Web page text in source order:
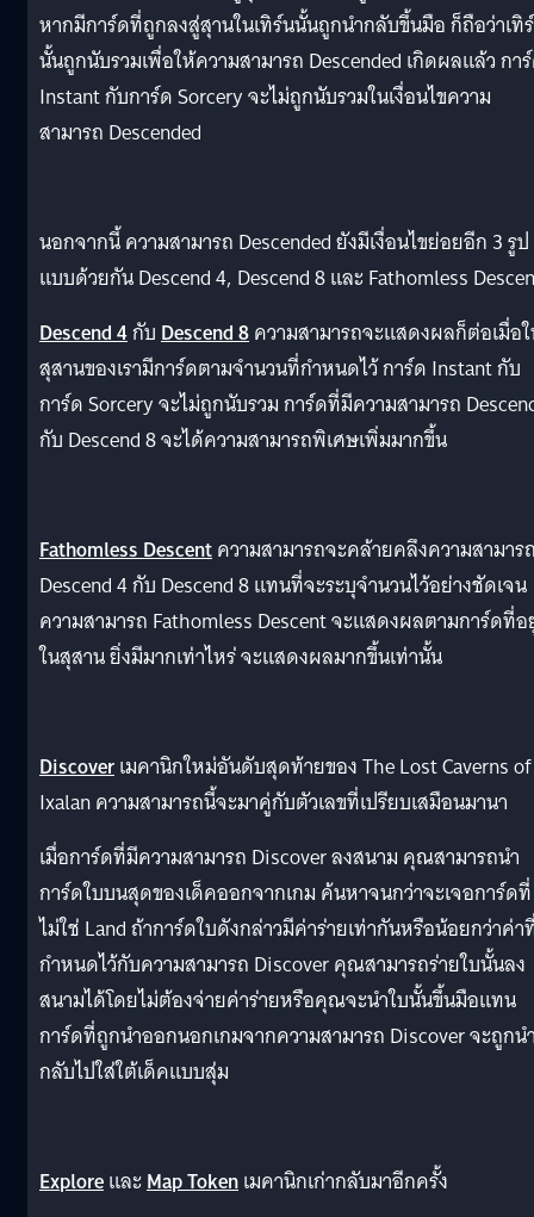
หากมีการ์ดที่ถูกลงสู่สุานในเทิร์นนั้นถูกนำกลับขึ้นมือ ก็ถือว่าเทิ
นั้นถูกนับรวมเพื่อให้ความสามารถ Descended เกิดผลแล้ว กา
Instant กับการ์ด Sorcery จะไม่ถูกนับรวมในเงื่อนไขความ
สามารถ Descended
นอกจากนี้ ความสามารถ Descended ยังมีเงื่อนไขย่อยอีก 3 รูป
แบบด้วยกัน Descend 4, Descend 8 และ Fathomless
Descend 4กับDescend 8ความสามารถจะแสดงผลก็ต่อเมื่อ
สุสานของเรามีการ์ดตามจำนวนที่กำหนดไว้ การ์ด Instant กับ
การ์ด Sorcery จะไม่ถูกนับรวม การ์ดที่มีความสามารถ
กับ Descend 8 จะได้ความสามารถพิเศษเพิ่มมากขึ้น
Fathomless Descentความสามารถจะคล้ายคลึงความสามาร
Descend 4 กับ Descend 8 แทนที่จะระบุจำนวนไว้อย่างชัดเจน
ความสามารถ Fathomless Descent จะแสดงผลตามการ์ดที่
ในสุสาน ยิ่งมีมากเท่าไหร่ จะแสดงผลมากขึ้นเท่านั้น
Discoverเมคานิกใหม่อันดับสุดท้ายของ The Lost Caverns of
Ixalan ความสามารถนี้จะมาคู่กับตัวเลขที่เปรียบเสมือนมานา
เมื่อการ์ดที่มีความสามารถ Discover ลงสนาม คุณสามารถนำ
การ์ดใบบนสุดของเด็คออกจากเกม ค้นหาจนกว่าจะเจอการ์ดที่
ไม่ใช่ Land ถ้าการ์ดใบดังกล่าวมีค่าร่ายเท่ากันหรือน้อยกว่าค่า
กำหนดไว้กับความสามารถ Discover คุณสามารถร่ายใบนั้นลง
สนามได้โดยไม่ต้องจ่ายค่าร่ายหรือคุณจะนำใบนั้นขึ้นมือแทน
การ์ดที่ถูกนำออกนอกเกมจากความสามารถ Discover จะถูกน
กลับไปใส่ใต้เด็คแบบสุ่ม
ExploreและMap Tokenเมคานิกเก่ากลับมาอีกครั้ง